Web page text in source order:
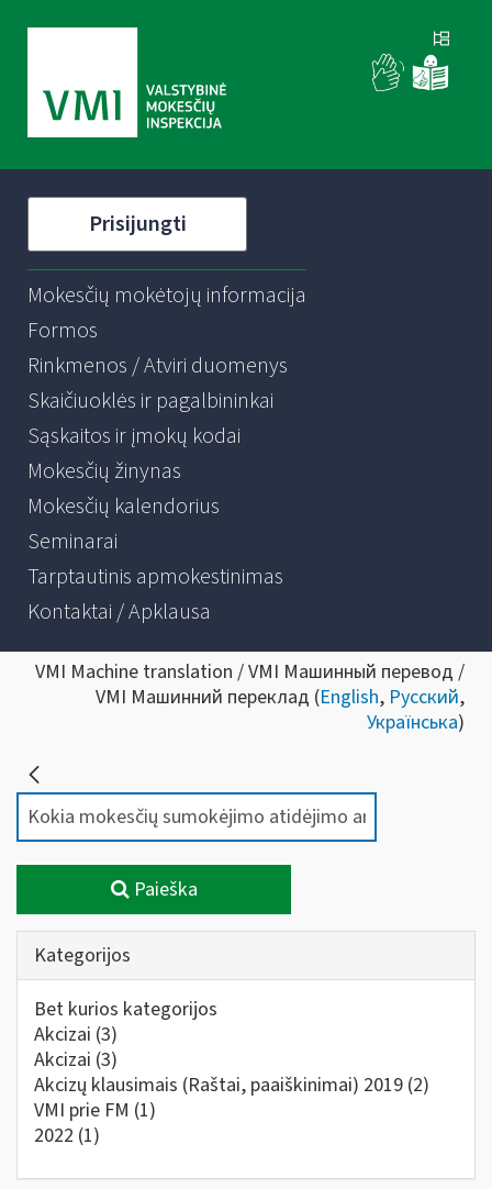
Prisijungti
Mokesčių mokėtojų informacija
Formos
Rinkmenos / Atviri duomenys
Skaičiuoklės ir pagalbininkai
Sąskaitos ir įmokų kodai
Mokesčių žinynas
Mokesčių kalendorius
Seminarai
Tarptautinis apmokestinimas
Kontaktai / Apklausa
VMI Machine translation / VMI Машинный перевод /
VMI Машинний переклад (English, Русский,
Українська)
Paieška
Kategorijos
Bet kurios kategorijos
Akcizai (3)
Akcizai (3)
Akcizų klausimais (Raštai, paaiškinimai) 2019 (2)
VMI prie FM (1)
2022 (1)